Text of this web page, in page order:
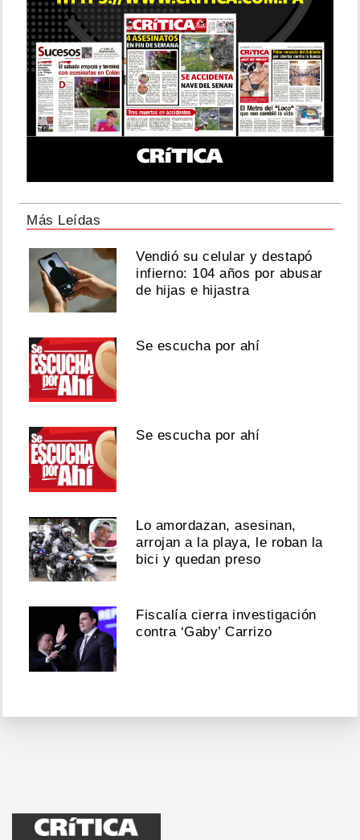
Más Leídas
Vendió su celular y destapó
infierno: 104 años por abusar
de hijas e hijastra
Se escucha por ahí
Se escucha por ahí
Lo amordazan, asesinan,
arrojan a la playa, le roban la
bici y quedan preso
Fiscalía cierra investigación
contra ‘Gaby’ Carrizo